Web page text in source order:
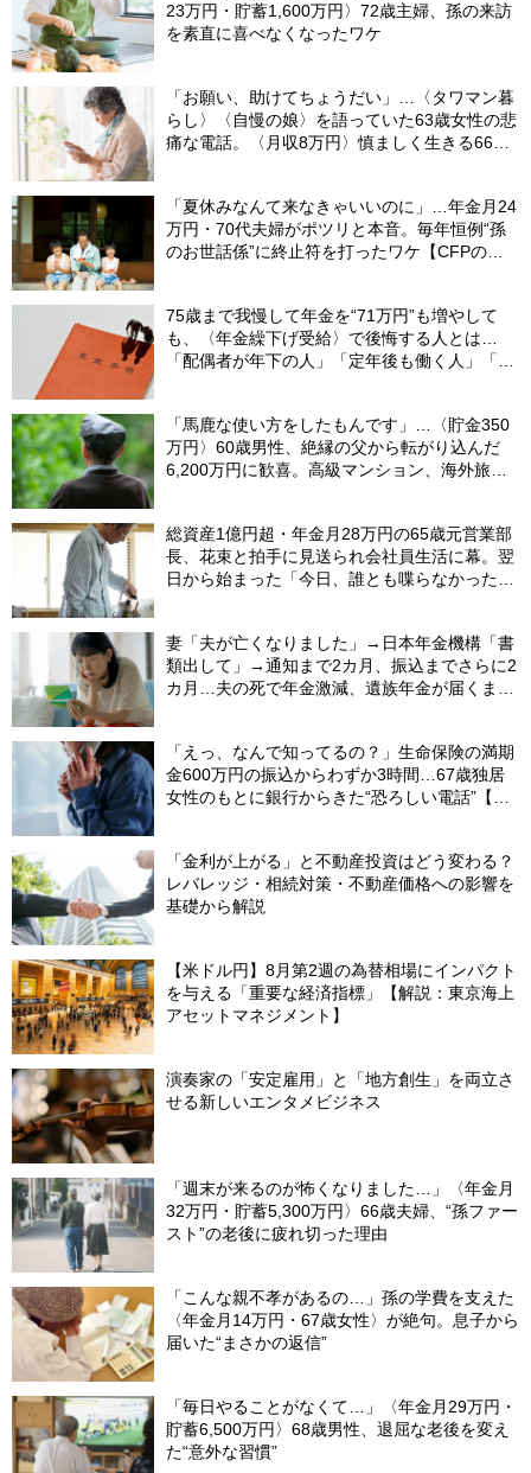
23万円・貯蓄1,600万円〉72歳主婦、孫の来訪
を素直に喜べなくなったワケ
「お願い、助けてちょうだい」…〈タワマン暮
らし〉〈自慢の娘〉を語っていた63歳女性の悲
痛な電話。〈月収8万円〉慎ましく生きる66歳
「夏休みなんて来なきゃいいのに」…年金月24
万円・70代夫婦がポツリと本音。毎年恒例“孫
のお世話係”に終止符を打ったワケ【CFPの助
75歳まで我慢して年金を“71万円”も増やして
も、〈年金繰下げ受給〉で後悔する人とは…
「配偶者が年下の人」「定年後も働く人」「特
「馬鹿な使い方をしたもんです」…〈貯金350
万円〉60歳男性、絶縁の父から転がり込んだ
6,200万円に歓喜。高級マンション、海外旅
総資産1億円超・年金月28万円の65歳元営業部
長、花束と拍手に見送られ会社員生活に幕。翌
日から始まった「今日、誰とも喋らなかった」
妻「夫が亡くなりました」→日本年金機構「書
類出して」→通知まで2カ月、振込までさらに2
カ月…夫の死で年金激減、遺族年金が届くまで
「えっ、なんで知ってるの？」生命保険の満期
金600万円の振込からわずか3時間…67歳独居
女性のもとに銀行からきた“恐ろしい電話”【FP
「金利が上がる」と不動産投資はどう変わる？
レバレッジ・相続対策・不動産価格への影響を
基礎から解説
【米ドル円】8月第2週の為替相場にインパクト
を与える「重要な経済指標」【解説：東京海上
アセットマネジメント】
演奏家の「安定雇用」と「地方創生」を両立さ
せる新しいエンタメビジネス
「週末が来るのが怖くなりました…」〈年金月
32万円・貯蓄5,300万円〉66歳夫婦、“孫ファー
スト”の老後に疲れ切った理由
「こんな親不孝があるの…」孫の学費を支えた
〈年金月14万円・67歳女性〉が絶句。息子から
届いた“まさかの返信”
「毎日やることがなくて…」〈年金月29万円・
貯蓄6,500万円〉68歳男性、退屈な老後を変え
た“意外な習慣”